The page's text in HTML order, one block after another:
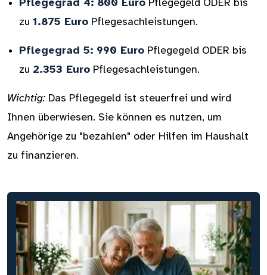
zu 1.875 Euro Pflegesachleistungen.
Pflegegrad 5: 990 Euro Pflegegeld ODER bis
zu 2.353 Euro Pflegesachleistungen.
Wichtig: Das Pflegegeld ist steuerfrei und wird
Ihnen überwiesen. Sie können es nutzen, um
Angehörige zu "bezahlen" oder Hilfen im Haushalt
zu finanzieren.